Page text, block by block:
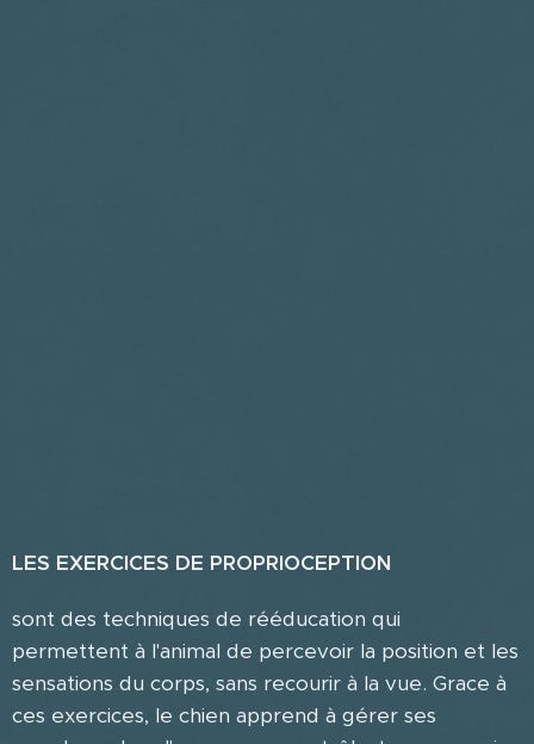
LES EXERCICES DE PROPRIOCEPTION
sont des techniques de rééducation qui
permettent à l'animal de percevoir la position et les
sensations du corps, sans recourir à la vue. Grace à
ces exercices, le chien apprend à gérer ses